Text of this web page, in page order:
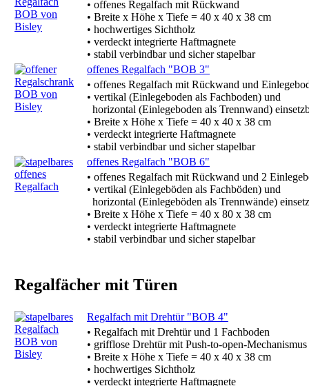
• offenes Regalfach mit Rückwand
• Breite x Höhe x Tiefe = 40 x 40 x 38 cm
• hochwertiges Sichtholz
• verdeckt integrierte Haftmagnete
• stabil verbindbar und sicher stapelbar
offenes Regalfach "BOB 3"
• offenes Regalfach mit Rückwand und
• vertikal (Einlegeboden als Fachboden) und
horizontal (Einlegeboden als Trennwand)
• Breite x Höhe x Tiefe = 40 x 40 x 38 cm
• verdeckt integrierte Haftmagnete
• stabil verbindbar und sicher stapelbar
offenes Regalfach "BOB 6"
• offenes Regalfach mit Rückwand und 2
• vertikal (Einlegeböden als Fachböden) und
horizontal (Einlegeböden als Trennwände)
• Breite x Höhe x Tiefe = 40 x 80 x 38 cm
• verdeckt integrierte Haftmagnete
• stabil verbindbar und sicher stapelbar
Regalfächer mit Türen
Regalfach mit Drehtür "BOB 4"
• Regalfach mit Drehtür und 1 Fachboden
• grifflose Drehtür mit Push-to-open-Mechanismus
• Breite x Höhe x Tiefe = 40 x 40 x 38 cm
• hochwertiges Sichtholz
• verdeckt integrierte Haftmagnete